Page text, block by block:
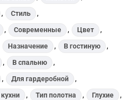
, Стиль ,
, Современные , Цвет ,
Назначение , В гостиную ,
, В спальню ,
, Для гардеробной ,
, Тип полотна , Глухие ,